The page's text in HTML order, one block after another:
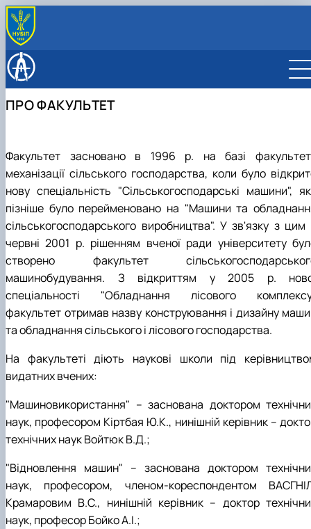
ПРО ФАКУЛЬТЕТ
Відео про факультет
Культурно-масова робота
Міжнародна співараця
Опитування
Про нас
Рада роботодавців
Бакалавр
G11 Машинобудування
Магістр
СТУДЕНТУ
Розклад занять
Розклад складання екзаменів
Формування індивідуальної освітньої траєкторії
Стипендія
Список студентів академічних груп
Накази про затвердження тем кваліфікаційних
робіт
Сторінка магістра
Навчальна робота
Соціальна стипендія
Студенту
Студентська організація
Рейтингові списки
КАФЕДРИ
Механіки
Надійності техніки
Нарисної геометрії, комп’ютерної графіки та
Технології конструкційних матеріалів і
матеріалознавства
Технічного сервісу та інженерного менеджменту
імені М. П. Момотенка
Наукові гуртки
Наукова робота
ВІДВІДАТИ ФАКУЛЬТЕТ
ПРО ФАКУЛЬТЕТ
Факультет засновано в 1996 р. на базі
механізації сільського господарства, коли було
нову спеціальність "Сільськогосподарські машини",
пізніше було перейменовано на "Машини та
сільськогосподарського виробництва". У зв'язку з цим
червні 2001 р. рішенням вченої ради університету
створено факультет
машинобудування. З відкриттям у 2005 р.
спеціальності "Обладнання лісового
факультет отримав назву конструювання і дизайну
та обладнання сільського і лісового господарства.
На факультеті діють наукові школи під
видатних вчених:
"Машиновикористання" – заснована доктором
наук, професором Кіртбая Ю.К., нинішній керівник –
технічних наук Войтюк В.Д.;
"Відновлення машин" – заснована доктором
наук, професором, членом-кореспондентом
Крамаровим В.С., нинішній керівник – доктор
наук, професор Бойко А.І.;